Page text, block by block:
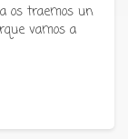
os traemos un
vamos a